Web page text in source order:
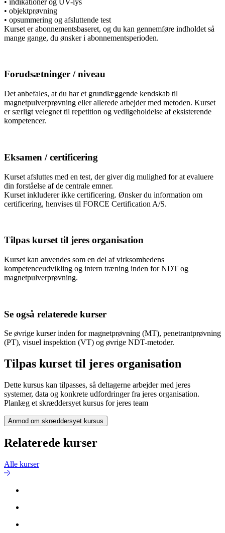
• objektprøvning
• opsummering og afsluttende test
Kurset er abonnementsbaseret, og du kan gennemføre indholdet så
mange gange, du ønsker i abonnementsperioden.
Forudsætninger / niveau
Det anbefales, at du har et grundlæggende kendskab til
magnetpulverprøvning eller allerede arbejder med metoden. Kurset
er særligt velegnet til repetition og vedligeholdelse af eksisterende
kompetencer.
Eksamen / certificering
Kurset afsluttes med en test, der giver dig mulighed for at evaluere
din forståelse af de centrale emner.
Kurset inkluderer ikke certificering. Ønsker du information om
certificering, henvises til FORCE Certification A/S.
Tilpas kurset til jeres organisation
Kurset kan anvendes som en del af virksomhedens
kompetenceudvikling og intern træning inden for NDT og
magnetpulverprøvning.
Se også relaterede kurser
Se øvrige kurser inden for magnetprøvning (MT), penetrantprøvning
(PT), visuel inspektion (VT) og øvrige NDT-metoder.
Tilpas kurset til jeres organisation
Dette kursus kan tilpasses, så deltagerne arbejder med jeres
systemer, data og konkrete udfordringer fra jeres organisation.
Planlæg et skræddersyet kursus for jeres team
Anmod om skræddersyet kursus
Relaterede kurser
Alle kurser